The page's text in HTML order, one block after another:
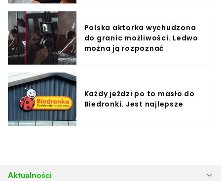
Polska aktorka wychudzona
do granic możliwości. Ledwo
można ją rozpoznać
Każdy jeździ po to masło do
Biedronki. Jest najlepsze
Aktualności